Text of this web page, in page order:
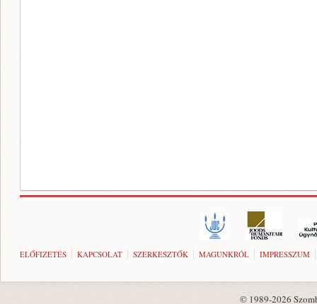
ELŐFIZETÉS KAPCSOLAT SZERKESZTŐK MAGUNKRÓL IMPRESSZUM
© 1989-2026